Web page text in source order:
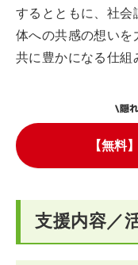
するとともに、社会
体への共感の想いを
共に豊かになる仕組
\隠
【無料
支援内容／